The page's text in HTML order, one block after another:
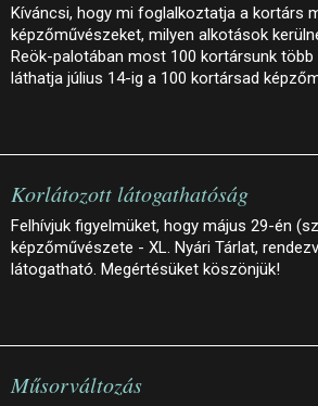
Kíváncsi, hogy mi foglalkoztatja a kortárs
képzőművészeket, milyen alkotások
Reök-palotában most 100 kortársunk
láthatja július 14-ig a 100 kortársad
Korlátozott látogathatóság
Felhívjuk figyelmüket, hogy május 29-én
képzőművészete - XL. Nyári Tárlat,
látogatható. Megértésüket köszönjük!
Műsorváltozás